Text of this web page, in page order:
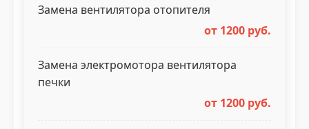
Замена вентилятора отопителя
от 1200 руб.
Замена электромотора вентилятора
печки
от 1200 руб.